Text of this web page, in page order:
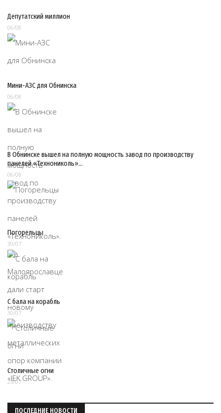
Депутатский миллион
06/08
Мини-АЗС для Обнинска
06/08
В Обнинске вышел на полную мощность завод по производству
панелей «Технониколь»…
06/08
Погорельцы
30/07
С бала на корабль
30/07
Столичные огни
23/07
ПОСЛЕДНИЕ НОВОСТИ